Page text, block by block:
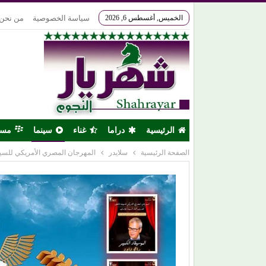
الخميس, أغسطس 6, 2026 سياسة الخصوصية من نحن
الرئيسية دراما غناء سينما
الصفحة الرئيسية سلايدر المهرجان المصري الأمريكي